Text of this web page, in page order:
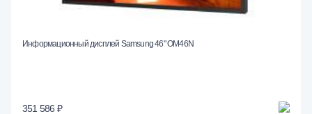
Информационный дисплей Samsung 46" OM46N
351 586 ₽